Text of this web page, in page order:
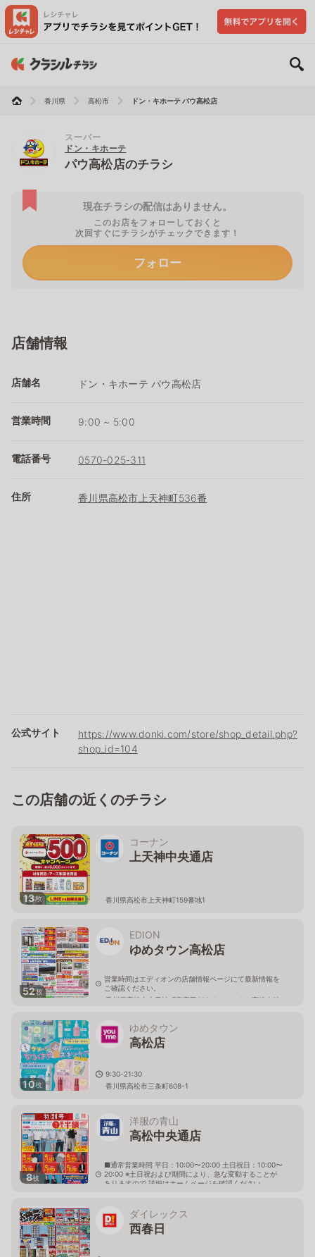
香川県 高松市 ドン・キホーテ パウ高松店
スーパー
ドン・キホーテ
パウ高松店のチラシ
現在チラシの配信はありません。
このお店をフォローしておくと
次回すぐにチラシがチェックできます！
フォロー
店舗情報
店舗名 ドン・キホーテ パウ高松店
営業時間 9:00 ~ 5:00
電話番号 0570-025-311
住所 香川県高松市上天神町536番
公式サイト
https://www.donki.com/store/shop_detail.php?
shop_id=104
この店舗の近くのチラシ
13枚
コーナン
上天神中央通店
香川県高松市上天神町159番地1
52枚
EDION
ゆめタウン高松店
営業時間はエディオンの店舗情報ページにて最新情報を
ご確認ください。
香川県高松市上天神町字高田362-1ゆめタウン高松南館
10枚
ゆめタウン
高松店
9:30-21:30
香川県高松市三条町608-1
8枚
洋服の青山
高松中央通店
■通常営業時間 平日：10:00〜20:00 土日祝日：10:00〜
20:00 ※土日祝および期間により、急な変動することが
ありますので 詳細はホームページを確認ください
ダイレックス
西春日